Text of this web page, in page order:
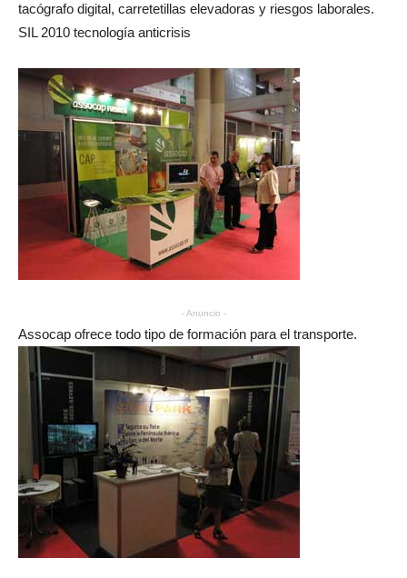
tacógrafo digital, carretetillas elevadoras y riesgos laborales.
SIL 2010 tecnología anticrisis
- Anuncio -
Assocap ofrece todo tipo de formación para el transporte.